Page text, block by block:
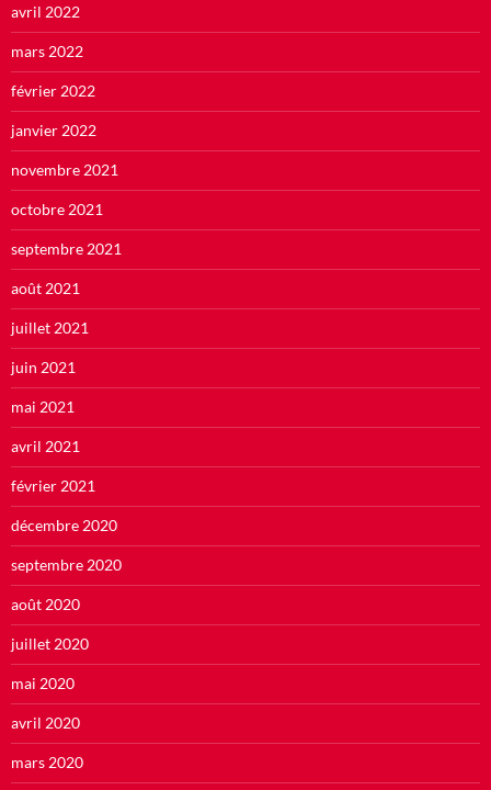
avril 2022
mars 2022
février 2022
janvier 2022
novembre 2021
octobre 2021
septembre 2021
août 2021
juillet 2021
juin 2021
mai 2021
avril 2021
février 2021
décembre 2020
septembre 2020
août 2020
juillet 2020
mai 2020
avril 2020
mars 2020